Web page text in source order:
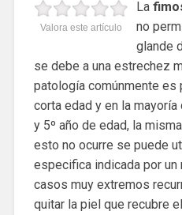
Valora este artículo
La
no
glande
se debe a una estrechez
patología comúnmente es
corta edad y en la
y 5º año de edad, la
esto no ocurre se puede
especifica indicada por
casos muy extremos
quitar la piel que recubre